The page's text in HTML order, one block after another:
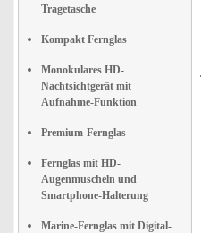
Tragetasche
Kompakt Fernglas
Monokulares HD-
Nachtsichtgerät mit
Aufnahme-Funktion
Premium-Fernglas
Fernglas mit HD-
Augenmuscheln und
Smartphone-Halterung
Marine-Fernglas mit Digital-